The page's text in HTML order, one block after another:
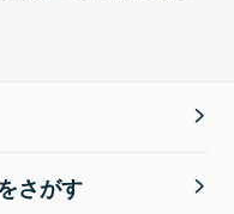
さがす